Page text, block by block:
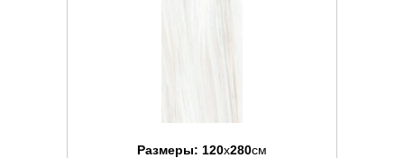
Размеры: 120x280см